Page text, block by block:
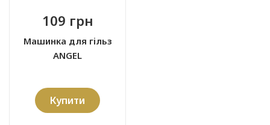
109 грн
Машинка для гільз
ANGEL
Купити